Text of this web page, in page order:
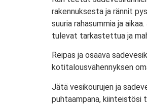
rakennuksesta ja rännit
suuria rahasummia ja
tulevat tarkastettua ja
Reipas ja osaava
kotitalousvähennyksen
Jätä vesikourujen ja
puhtaampana, kiinteistösi